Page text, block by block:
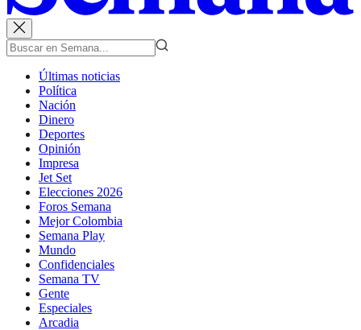
Últimas noticias
Política
Nación
Dinero
Deportes
Opinión
Impresa
Jet Set
Elecciones 2026
Foros Semana
Mejor Colombia
Semana Play
Mundo
Confidenciales
Semana TV
Gente
Especiales
Arcadia